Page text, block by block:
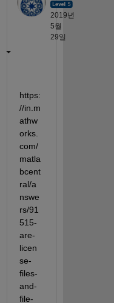
2019년
5월
29일
https:
//in.m
athw
orks.
com/
matla
bcent
ral/a
nswe
rs/91
515-
are-
licen
se-
files-
and-
file-